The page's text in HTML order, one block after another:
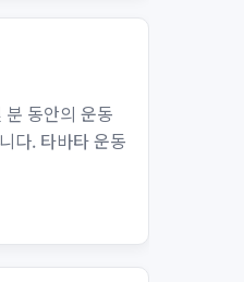
동안의 운동
다. 타바타 운동